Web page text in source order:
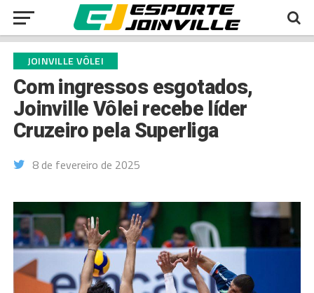
JOINVILLE VÔLEI
Com ingressos esgotados,
Joinville Vôlei recebe líder
Cruzeiro pela Superliga
8 de fevereiro de 2025